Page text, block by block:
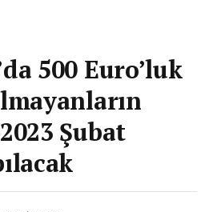
500 Euro’luk
Şubat